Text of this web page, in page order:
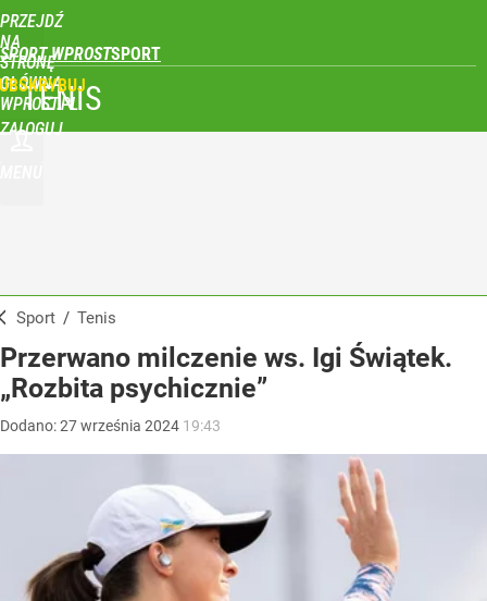
PRZEJDŹ
NA
STRONĘ
GŁÓWNĄ
WPROST.PL
SPORT WPROST
ZALOGUJ
TENIS
Sport / Tenis
Przerwano milczenie ws. Igi Świątek.
„Rozbita psychicznie”
Dodano:27września 2024 19:43